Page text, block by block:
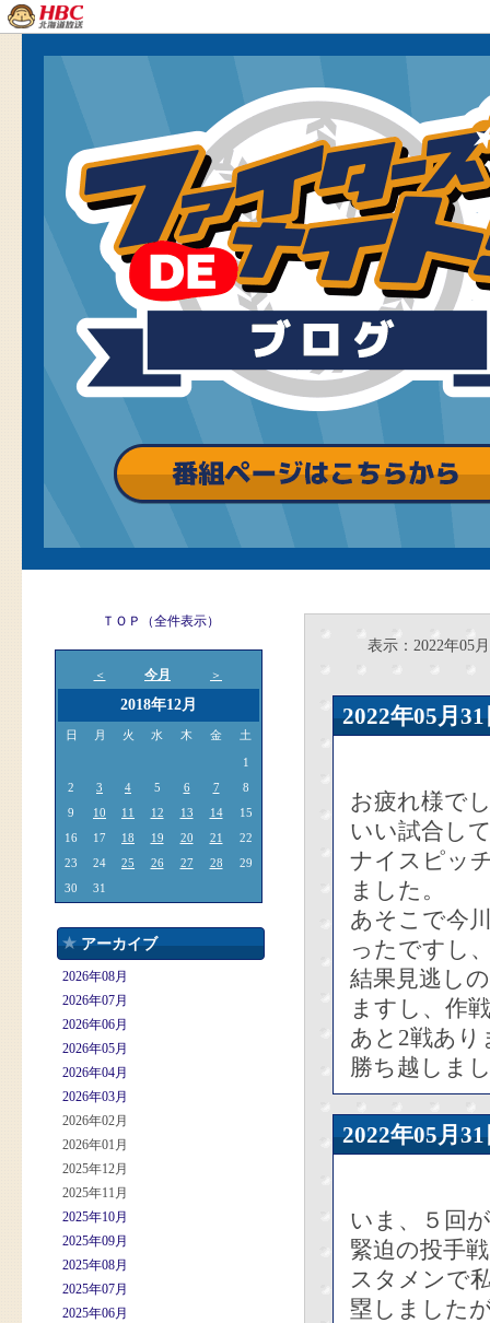
ＴＯＰ（全件表示）
＜ 今月 ＞
2018年12月
日 月 火 水 木 金 土
1
2
3 4 5 6 7
8
9
10 11 12 13 14
15
16
17 18 19 20 21
22
23
24 25 26 27 28
29
30
31
アーカイブ
2026年08月
2026年07月
2026年06月
2026年05月
2026年04月
2026年03月
2026年02月
2026年01月
2025年12月
2025年11月
2025年10月
2025年09月
2025年08月
2025年07月
2025年06月
表示：2022年05月
2022年05
お疲れ様で
いい試合し
ナイスピッ
ました。
あそこで今
ったですし
結果見逃し
ますし、作
あと2戦あり
勝ち越しま
2022年05
いま、５回
緊迫の投手
スタメンで
塁しました